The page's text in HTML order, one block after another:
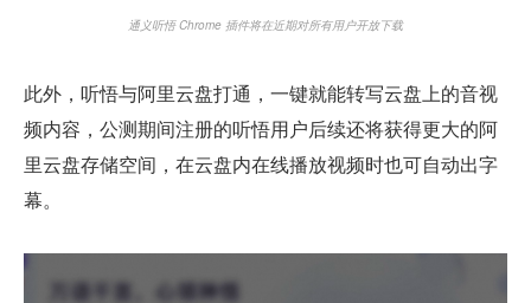
通义听悟 Chrome 插件将在近期对所有用户开放下载
此外，听悟与阿里云盘打通，一键就能转写云盘上的音视
频内容，公测期间注册的听悟用户后续还将获得更大的阿
里云盘存储空间，在云盘内在线播放视频时也可自动出字
幕。